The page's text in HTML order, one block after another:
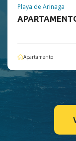
Playa de Arinaga
Apartamento